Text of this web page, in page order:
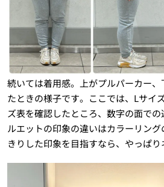
続いては着用感。上がプルパーカー
たときの様子です。ここでは、Lサイ
ズ表を確認したところ、数字の面で
ルエットの印象の違いはカラーリン
きりした印象を目指すなら、やっぱり